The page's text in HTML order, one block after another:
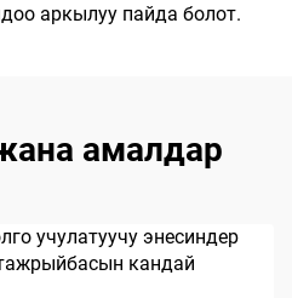
аркылуу пайда болот.
амалдар